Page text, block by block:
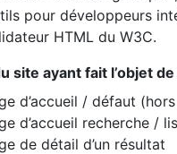
pour développeurs
HTML du W3C.
site ayant fait l’objet
d’accueil / défaut
d’accueil recherche /
de détail d’un résultat